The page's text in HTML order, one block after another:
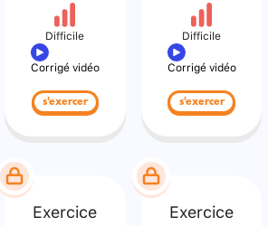
Difficile
Corrigé vidéo
s'exercer
Difficile
Corrigé vidéo
s'exercer
Exercice Exercice